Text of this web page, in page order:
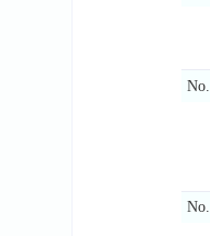
No.
No.